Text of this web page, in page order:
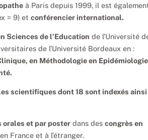
à Paris depuis 1999, il est
= 9) etconférencier international.
Sciences de l’Education de l’Université
de l’Université Bordeaux en :
en Méthodologie en
scientifiques dont 18 sont indexés ainsi
et par poster dans descongrès en
en France et à l’étranger.